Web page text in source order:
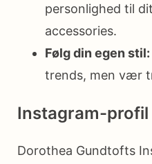
personlighed til
accessories.
Følg din egen stil:
trends, men vær
Instagram-profil
Dorothea Gundtofts